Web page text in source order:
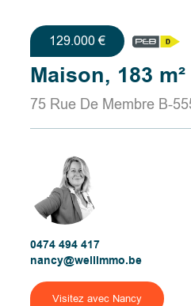
129.000 €
Maison, 183 m²
75 Rue De Membre B-
0474 494 417
nancy@wellimmo.be
Visitez avec Nancy